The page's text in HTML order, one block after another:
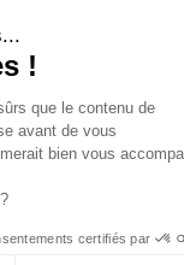
politique de
!
que le contenu de
avant de vous
bien vous
certifiés par